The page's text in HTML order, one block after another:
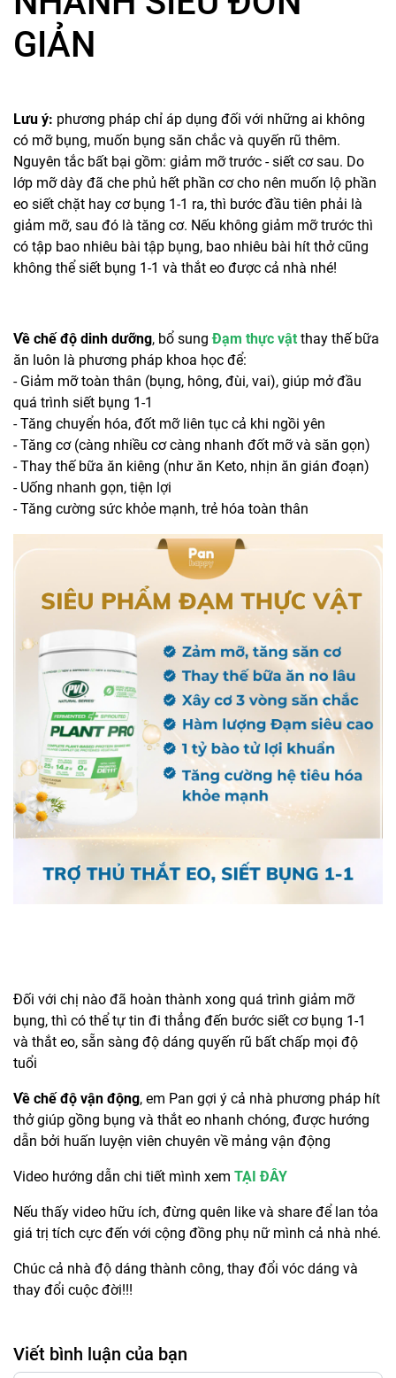
GIẢN
Lưu ý: phương pháp chỉ áp dụng đối với những ai không
có mỡ bụng, muốn bụng săn chắc và quyến rũ thêm.
Nguyên tắc bất bại gồm: giảm mỡ trước - siết cơ sau. Do
lớp mỡ dày đã che phủ hết phần cơ cho nên muốn lộ phần
eo siết chặt hay cơ bụng 1-1 ra, thì bước đầu tiên phải là
giảm mỡ, sau đó là tăng cơ. Nếu không giảm mỡ trước thì
có tập bao nhiêu bài tập bụng, bao nhiêu bài hít thở cũng
không thể siết bụng 1-1 và thắt eo được cả nhà nhé!
Về chế độ dinh dưỡng, bổ sungĐạm thực vật thay thế bữa
ăn luôn là phương pháp khoa học để:
- Giảm mỡ toàn thân (bụng, hông, đùi, vai), giúp mở đầu
quá trình siết bụng 1-1
- Tăng chuyển hóa, đốt mỡ liên tục cả khi ngồi yên
- Tăng cơ (càng nhiều cơ càng nhanh đốt mỡ và săn gọn)
- Thay thế bữa ăn kiêng (như ăn Keto, nhịn ăn gián đoạn)
- Uống nhanh gọn, tiện lợi
- Tăng cường sức khỏe mạnh, trẻ hóa toàn thân
Đối với chị nào đã hoàn thành xong quá trình giảm mỡ
bụng, thì có thể tự tin đi thẳng đến bước siết cơ bụng 1-1
và thắt eo, sẵn sàng độ dáng quyến rũ bất chấp mọi độ
tuổi
Về chế độ vận động, em Pan gợi ý cả nhà phương pháp hít
thở giúp gồng bụng và thắt eo nhanh chóng, được hướng
dẫn bởi huấn luyện viên chuyên về mảng vận động
Video hướng dẫn chi tiết mình xem TẠI ĐÂY
Nếu thấy video hữu ích, đừng quên like và share để lan tỏa
giá trị tích cực đến với cộng đồng phụ nữ mình cả nhà nhé.
Chúc cả nhà độ dáng thành công, thay đổi vóc dáng và
thay đổi cuộc đời!!!
Viết bình luận của bạn